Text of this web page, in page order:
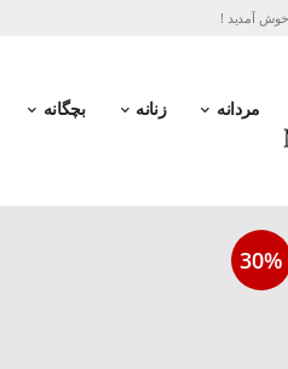
خوش آمدید !
مردانه زنانه بچگانه
30%